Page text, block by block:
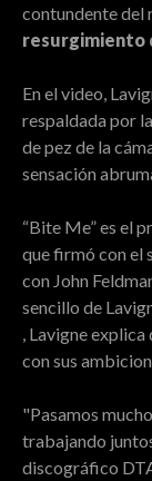
contundente del
resurgimiento
En el video,
respaldada por
de pez de la
sensación
“Bite Me” es el
que firmó con el
con John
sencillo de
, Lavigne
con sus
"Pasamos
trabajando
discográfico